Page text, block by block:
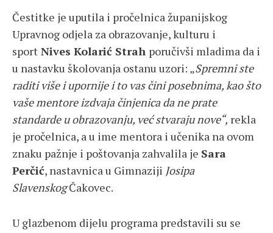
Čestitke je uputila i pročelnica županijskog
Upravnog odjela za obrazovanje, kulturu i
sport Nives Kolarić Strah poručivši mladima da i
u nastavku školovanja ostanu uzori: „Spremni ste
raditi više i upornije i to vas čini posebnima, kao što
vaše mentore izdvaja činjenica da ne prate
standarde u obrazovanju, već stvaraju nove“, rekla
je pročelnica, a u ime mentora i učenika na ovom
znaku pažnje i poštovanja zahvalila je Sara
Perčić, nastavnica u Gimnaziji Josipa
SlavenskogČakovec.
U glazbenom dijelu programa predstavili su se